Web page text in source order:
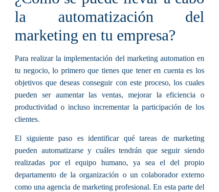
la automatización del
marketing en tu empresa?
Para realizar la implementación del marketing automation en
tu negocio, lo primero que tienes que tener en cuenta es los
objetivos que deseas conseguir con este proceso, los cuales
pueden ser aumentar las ventas, mejorar la eficiencia o
productividad o incluso incrementar la participación de los
clientes.
El siguiente paso es identificar qué tareas de marketing
pueden automatizarsey cuáles tendrán que seguir siendo
realizadas por el equipo humano, ya sea el del propio
departamento de la organización o un colaborador externo
como una agencia de marketing profesional. En esta parte del